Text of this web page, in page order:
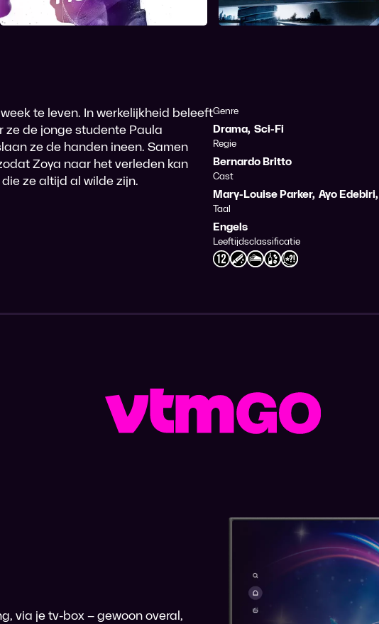
te leven. In werkelijkheid beleeft
ze de jonge studente Paula
ze de handen ineen. Samen
Zoya naar het verleden kan
ze altijd al wilde zijn.
Genre
Drama, Sci-Fi
Regie
Bernardo Britto
Cast
Mary-Louise Parker, Ayo Edebiri,
Taal
Engels
Leeftijdsclassificatie
via je tv-box – gewoon overal,